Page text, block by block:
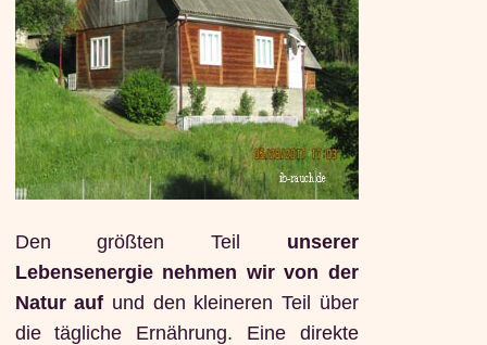
Den größten Teil unserer
Lebensenergie nehmen wir von der
Natur auf und den kleineren Teil über
die tägliche Ernährung. Eine direkte